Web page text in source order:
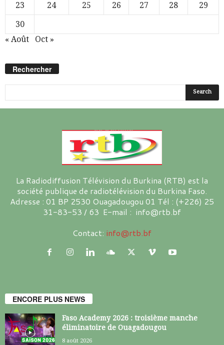
23
24 25 26 27 28
29
30
« Août
Oct »
Rechercher
La Radiodiffusion Télévision du Burkina (RTB) est la
société publique de radiotélévision du Burkina Faso.
Adresse : 01 BP 2530 Ouagadougou 01 Tél : (+226) 25
31-83-53 / 63 E-mail : info@rtb.bf
Contact: info@rtb.bf
ENCORE PLUS NEWS
Faso Academy 2026 : troisième manche
éliminatoire de Ouagadougou
8 août 2026